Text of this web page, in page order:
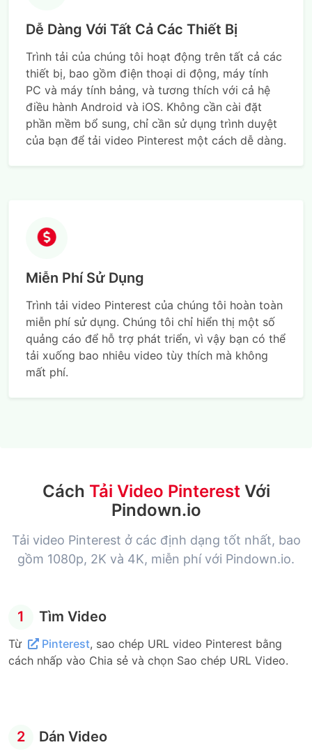
Dễ Dàng Với Tất Cả Các Thiết Bị
Trình tải của chúng tôi hoạt động trên tất cả các
thiết bị, bao gồm điện thoại di động, máy tính
PC và máy tính bảng, và tương thích với cả hệ
điều hành Android và iOS. Không cần cài đặt
phần mềm bổ sung, chỉ cần sử dụng trình duyệt
của bạn để tải video Pinterest một cách dễ dàng.
Miễn Phí Sử Dụng
Trình tải video Pinterest của chúng tôi hoàn toàn
miễn phí sử dụng. Chúng tôi chỉ hiển thị một số
quảng cáo để hỗ trợ phát triển, vì vậy bạn có thể
tải xuống bao nhiêu video tùy thích mà không
mất phí.
Cách Tải Video PinterestVới
Pindown.io
Tải video Pinterest ở các định dạng tốt nhất, bao
gồm 1080p, 2K và 4K, miễn phí với Pindown.io.
1 Tìm Video
Từ Pinterest, sao chép URL video Pinterest bằng
cách nhấp vào Chia sẻ và chọn Sao chép URL Video.
2 Dán Video